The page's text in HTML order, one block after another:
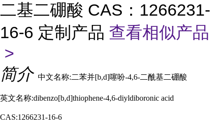
二基二硼酸 CAS：1266231-
16-6 定制产品 查看相似产品
>
简介 中文名称:二苯并[b,d]噻吩-4,6-二酰基二硼酸
英文名称:dibenzo[b,d]thiophene-4,6-diyldiboronic acid
CAS:1266231-16-6